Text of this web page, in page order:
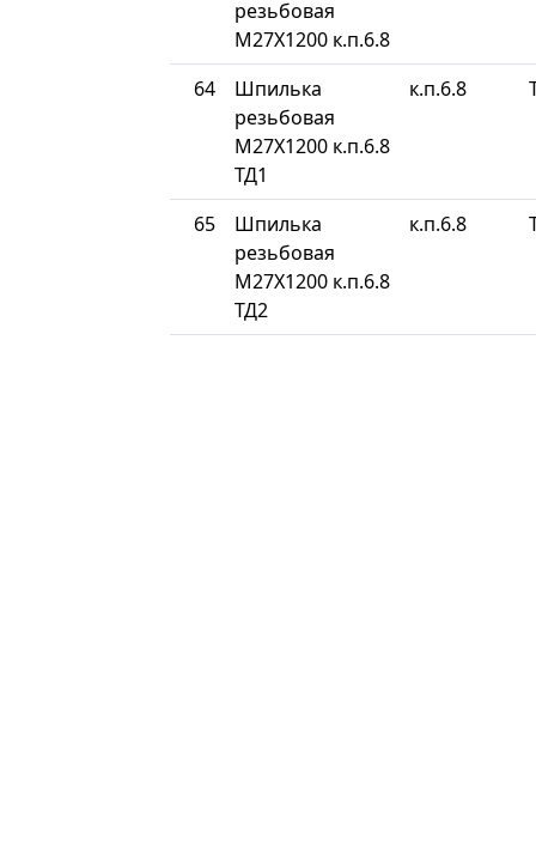
резьбовая
М27Х1200 к.п.6.8
64
Шпилька
резьбовая
М27Х1200 к.п.6.8
ТД1
к.п.6.8
65
Шпилька
резьбовая
М27Х1200 к.п.6.8
ТД2
к.п.6.8